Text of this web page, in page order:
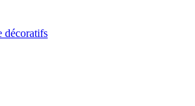
décoratifs